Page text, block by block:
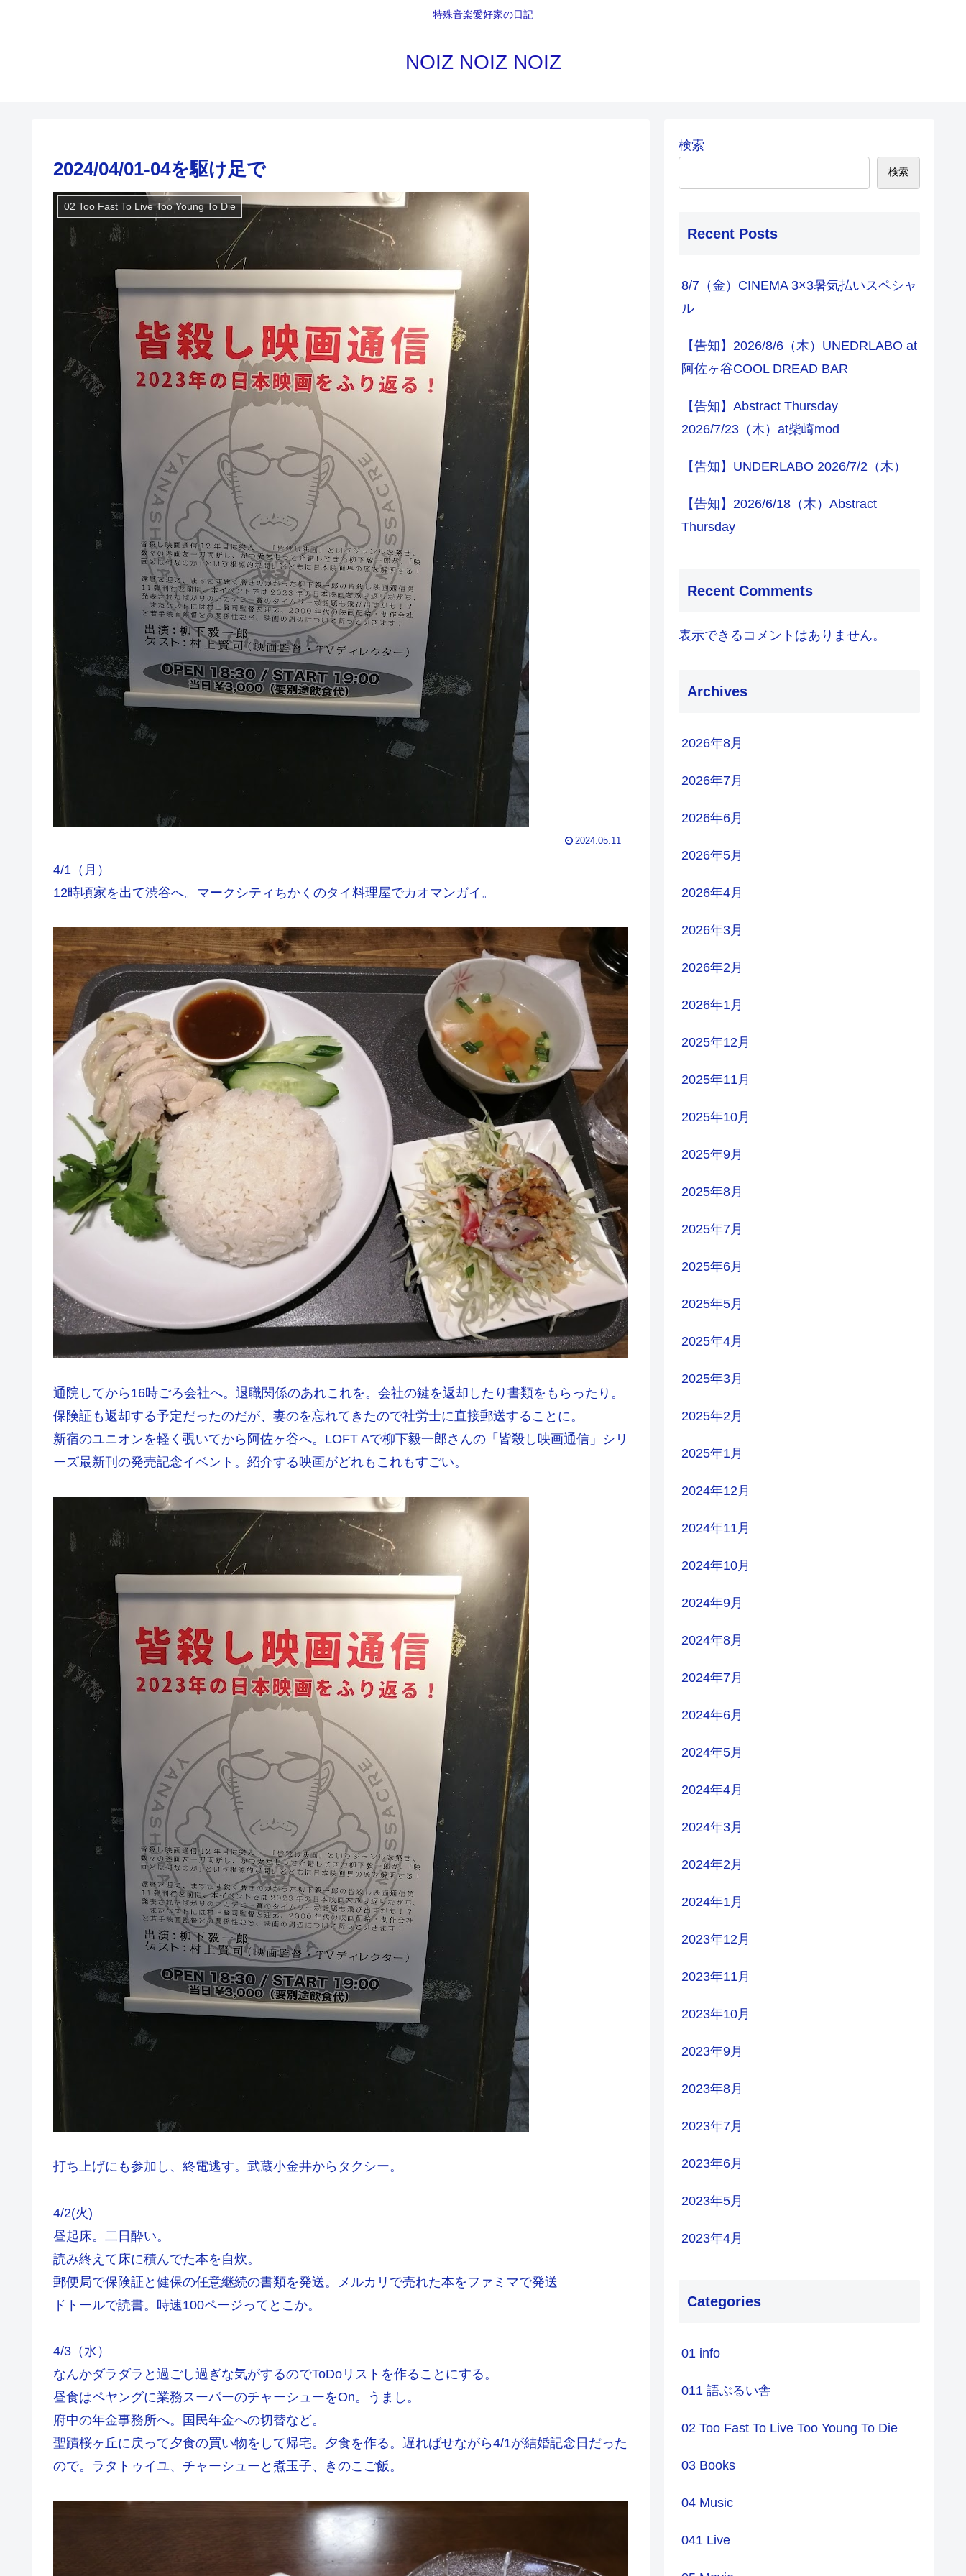
特殊音楽愛好家の日記
NOIZ NOIZ NOIZ
2024/04/01-04を駆け足で
02 Too Fast To Live Too Young To Die
2024.05.11
4/1（月）
12時頃家を出て渋谷へ。マークシティちかくのタイ料理屋でカオマンガイ。
通院してから16時ごろ会社へ。退職関係のあれこれを。会社の鍵を返却したり書類をもらったり。
保険証も返却する予定だったのだが、妻のを忘れてきたので社労士に直接郵送することに。
新宿のユニオンを軽く覗いてから阿佐ヶ谷へ。LOFT Aで柳下毅一郎さんの「皆殺し映画通信」シリ
ーズ最新刊の発売記念イベント。紹介する映画がどれもこれもすごい。
打ち上げにも参加し、終電逃す。武蔵小金井からタクシー。
4/2(火)
昼起床。二日酔い。
読み終えて床に積んでた本を自炊。
郵便局で保険証と健保の任意継続の書類を発送。メルカリで売れた本をファミマで発送
ドトールで読書。時速100ページってとこか。
4/3（水）
なんかダラダラと過ごし過ぎな気がするのでToDoリストを作ることにする。
昼食はペヤングに業務スーパーのチャーシューをOn。うまし。
府中の年金事務所へ。国民年金への切替など。
聖蹟桜ヶ丘に戻って夕食の買い物をして帰宅。夕食を作る。遅ればせながら4/1が結婚記念日だった
ので。ラタトゥイユ、チャーシューと煮玉子、きのこご飯。
検索
検索
Recent Posts
8/7（金）CINEMA 3×3暑気払いスペシャ
ル
【告知】2026/8/6（木）UNEDRLABO at
阿佐ヶ谷COOL DREAD BAR
【告知】Abstract Thursday
2026/7/23（木）at柴崎mod
【告知】UNDERLABO 2026/7/2（木）
【告知】2026/6/18（木）Abstract
Thursday
Recent Comments
表示できるコメントはありません。
Archives
2026年8月
2026年7月
2026年6月
2026年5月
2026年4月
2026年3月
2026年2月
2026年1月
2025年12月
2025年11月
2025年10月
2025年9月
2025年8月
2025年7月
2025年6月
2025年5月
2025年4月
2025年3月
2025年2月
2025年1月
2024年12月
2024年11月
2024年10月
2024年9月
2024年8月
2024年7月
2024年6月
2024年5月
2024年4月
2024年3月
2024年2月
2024年1月
2023年12月
2023年11月
2023年10月
2023年9月
2023年8月
2023年7月
2023年6月
2023年5月
2023年4月
Categories
01 info
011 語ぶるい舎
02 Too Fast To Live Too Young To Die
03 Books
04 Music
041 Live